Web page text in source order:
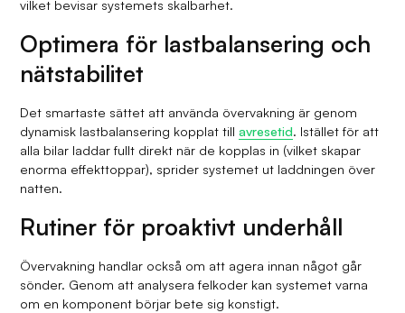
vilket bevisar systemets skalbarhet.
Optimera för lastbalansering och
nätstabilitet
Det smartaste sättet att använda övervakning är genom
dynamisk lastbalansering kopplat tillavresetid. Istället för att
alla bilar laddar fullt direkt när de kopplas in (vilket skapar
enorma effekttoppar), sprider systemet ut laddningen över
natten.
Rutiner för proaktivt underhåll
Övervakning handlar också om att agera innan något går
sönder. Genom att analysera felkoder kan systemet varna
om en komponent börjar bete sig konstigt.